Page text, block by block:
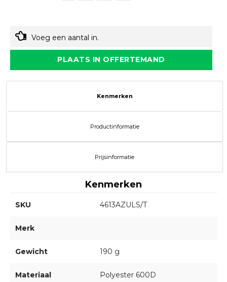
Voeg een aantal in.
PLAATS IN OFFERTEMAND
Kenmerken
Productinformatie
Prijsinformatie
Kenmerken
SKU 4613AZULS/T
Merk
Gewicht 190 g
Materiaal Polyester 600D